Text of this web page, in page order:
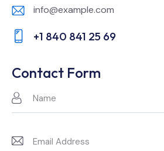
E-
m
info@example.com
on
+1 840 841 25 69
Contact Form